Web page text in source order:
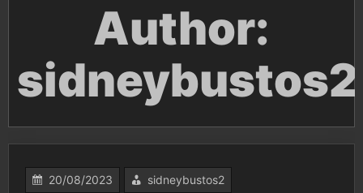
Author:
sidneybustos2
20/08/2023 sidneybustos2